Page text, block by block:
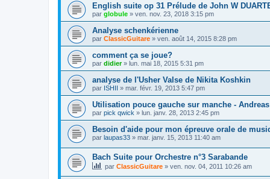
English suite op 31 Prélude de John W
par globule » ven. nov. 23, 2018 3:15 pm
Analyse schenkérienne
par ClassicGuitare » ven. août 14, 2015 8:28 pm
comment ça se joue?
par didier» lun. mai 18, 2015 5:31 pm
analyse de l'Usher Valse de Nikita Koshkin
par ISHII » mar. févr. 19, 2013 5:47 pm
Utilisation pouce gauche sur manche -
par pick qwick » lun. janv. 28, 2013 2:45 pm
Besoin d'aide pour mon épreuve orale de
par laupas33 » mar. janv. 15, 2013 11:40 am
Bach Suite pour Orchestre n°3 Sarabande
par ClassicGuitare » ven. nov. 04, 2011 10:26 am